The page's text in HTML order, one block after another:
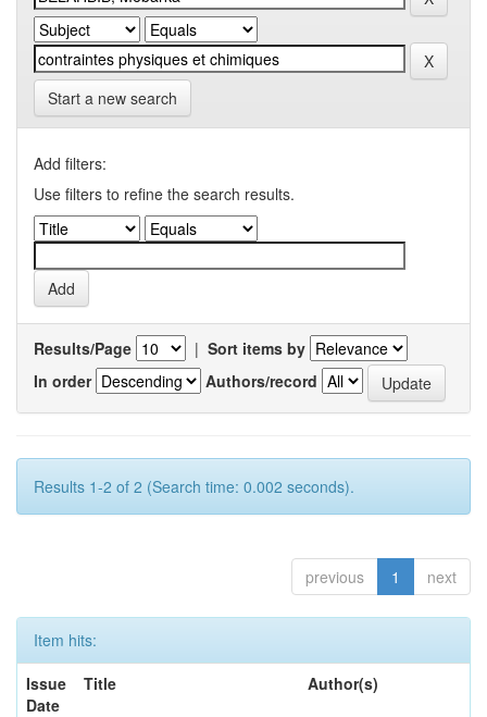
Start a new search
Add filters:
Use filters to refine the search results.
Results/Page | Sort items by
In order
Authors/record
Results 1-2 of 2 (Search time: 0.002 seconds).
previous 1 next
Item hits:
Issue
Date
Title Author(s)